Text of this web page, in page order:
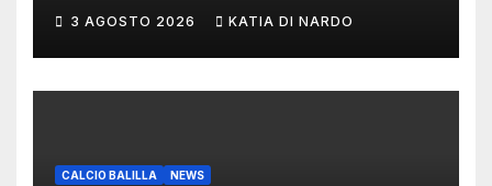
3 AGOSTO 2026 KATIA DI NARDO
CALCIO BALILLA NEWS